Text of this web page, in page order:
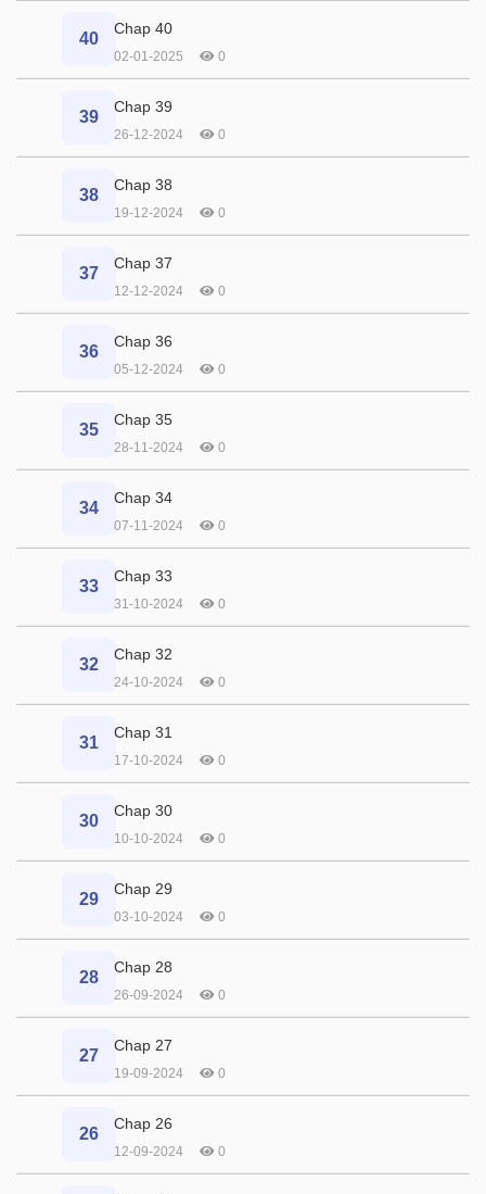
40
Chap 40
02-01-2025 0
39
Chap 39
26-12-2024 0
38
Chap 38
19-12-2024 0
37
Chap 37
12-12-2024 0
36
Chap 36
05-12-2024 0
35
Chap 35
28-11-2024 0
34
Chap 34
07-11-2024 0
33
Chap 33
31-10-2024 0
32
Chap 32
24-10-2024 0
31
Chap 31
17-10-2024 0
30
Chap 30
10-10-2024 0
29
Chap 29
03-10-2024 0
28
Chap 28
26-09-2024 0
27
Chap 27
19-09-2024 0
26
Chap 26
12-09-2024 0